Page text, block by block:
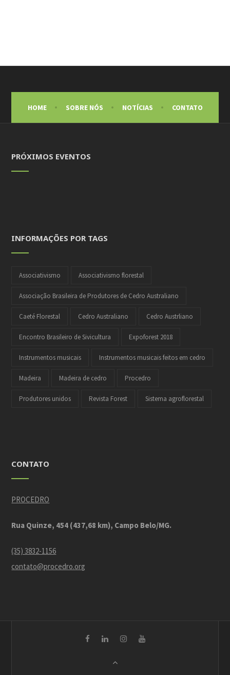
HOME SOBRE NÓS NOTÍCIAS CONTATO
PRÓXIMOS EVENTOS
INFORMAÇÕES POR TAGS
Associativismo Associativismo florestal
Associação Brasileira de Produtores de Cedro Australiano
Caeté Florestal Cedro Australiano Cedro Austrliano
Encontro Brasileiro de Sivicultura Expoforest 2018
Instrumentos musicais Instrumentos musicais feitos em cedro
Madeira Madeira de cedro Procedro
Produtores unidos Revista Forest Sistema agroflorestal
CONTATO
PROCEDRO
Rua Quinze, 454 (437,68 km), Campo Belo/MG.
(35) 3832-1156
contato@procedro.org